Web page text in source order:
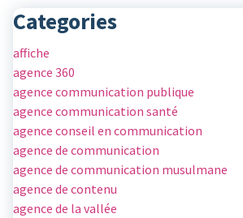
Categories
affiche
agence 360
agence communication publique
agence communication santé
agence conseil en communication
agence de communication
agence de communication musulmane
agence de contenu
agence de la vallée